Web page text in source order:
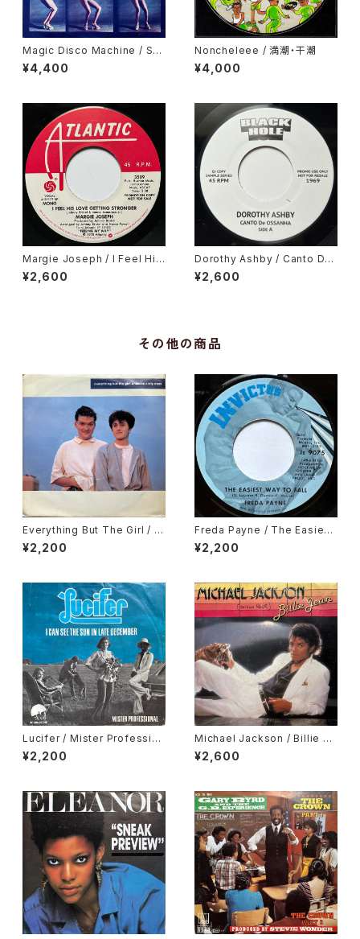
Magic Disco Machine / Scr
atchin'
¥4,400
Noncheleee / 満潮・干潮
¥4,000
Margie Joseph / I Feel His
Love Getting Stronger
¥2,600
Dorothy Ashby / Canto De
Ossanha, Cause I Need It
¥2,600
その他の商品
Everything But The Girl / T
hese Early Days
¥2,200
Freda Payne / The Easiest
Way To Fall
¥2,200
Lucifer / Mister Profession
al, I Can See The Sun In La
te December
¥2,200
Michael Jackson / Billie Je
an, It's The Falling In Love
¥2,600